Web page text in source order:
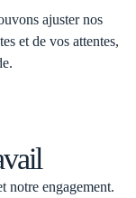
ajuster nos
et de vos attentes,
notre engagement.